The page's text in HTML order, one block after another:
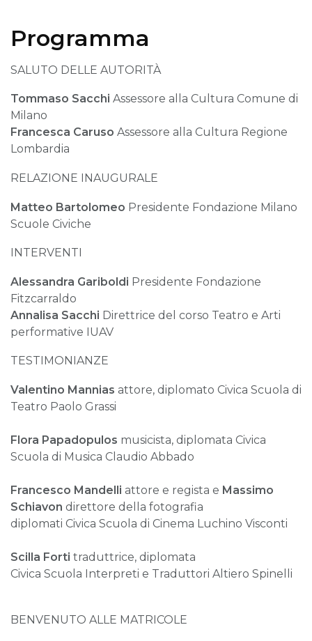
Programma
SALUTO DELLE AUTORITÀ
Tommaso Sacchi Assessore alla Cultura Comune di
Milano
Francesca Caruso Assessore alla Cultura Regione
Lombardia
RELAZIONE INAUGURALE
Matteo Bartolomeo Presidente Fondazione Milano
Scuole Civiche
INTERVENTI
Alessandra Gariboldi Presidente Fondazione
Fitzcarraldo
Annalisa Sacchi Direttrice del corso Teatro e Arti
performative IUAV
TESTIMONIANZE
Valentino Mannias attore, diplomato Civica Scuola di
Teatro Paolo Grassi
Flora Papadopulos musicista, diplomata Civica
Scuola di Musica Claudio Abbado
Francesco Mandelli attore e regista e Massimo
Schiavon direttore della fotografia
diplomati Civica Scuola di Cinema Luchino Visconti
Scilla Forti traduttrice, diplomata
Civica Scuola Interpreti e Traduttori Altiero Spinelli
BENVENUTO ALLE MATRICOLE